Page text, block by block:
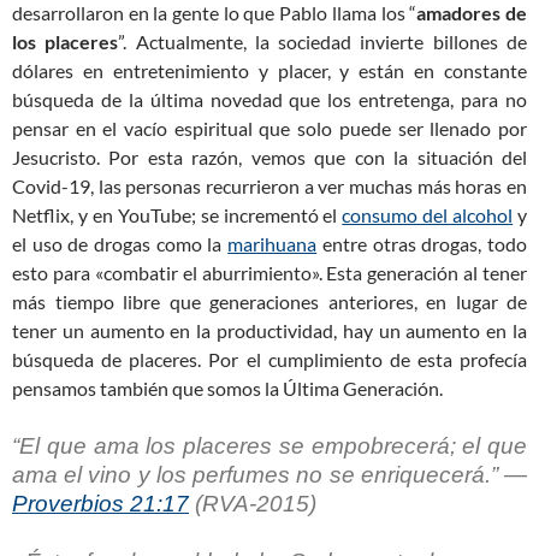
desarrollaron en la gente lo que Pablo llama los “amadores de
los placeres”. Actualmente, la sociedad invierte billones de
dólares en entretenimiento y placer, y están en constante
búsqueda de la última novedad que los entretenga, para no
pensar en el vacío espiritual que solo puede ser llenado por
Jesucristo. Por esta razón, vemos que con la situación del
Covid-19, las personas recurrieron a ver muchas más horas en
Netflix, y en YouTube; se incrementó elconsumo del alcohol y
el uso de drogas como la marihuana entre otras drogas, todo
esto para «combatir el aburrimiento». Esta generación al tener
más tiempo libre que generaciones anteriores, en lugar de
tener un aumento en la productividad, hay un aumento en la
búsqueda de placeres. Por el cumplimiento de esta profecía
pensamos también que somos la Última Generación.
“El que ama los placeres se empobrecerá; el que
ama el vino y los perfumes no se enriquecerá.” —
Proverbios 21:17 (RVA-2015)